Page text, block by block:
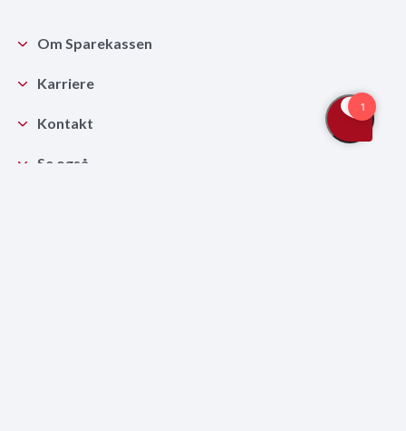
Om Sparekassen
Karriere
Kontakt
Se også